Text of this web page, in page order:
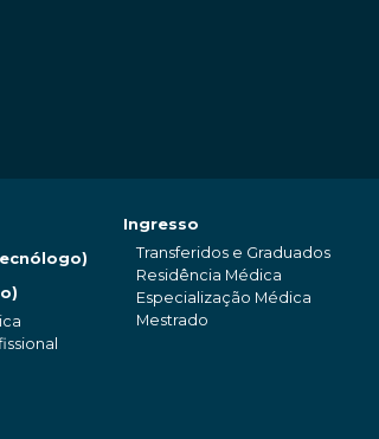
Ingresso
Transferidos e Graduados
Residência Médica
Especialização Médica
Mestrado